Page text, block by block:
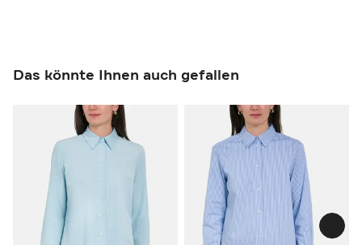
Das könnte Ihnen auch gefallen